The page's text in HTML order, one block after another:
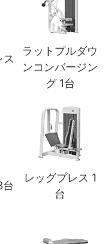
ス
ラットプルダウ
ンコンバージン
グ 1台
レッグプレス 1
台